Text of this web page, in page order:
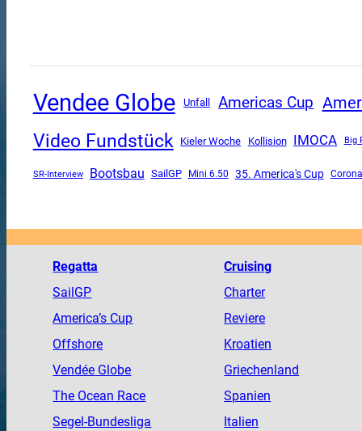
Vendee Globe Unfall Americas Cup
Video Fundstück Kieler Woche Kollision IMOCA Big
SR-Interview Bootsbau SailGP Mini 6.50 35. America's Cup Corona
Regatta
SailGP
America’s Cup
Offshore
Vendée Globe
The Ocean Race
Segel-Bundesliga
Cruising
Charter
Reviere
Kroatien
Griechenland
Spanien
Italien